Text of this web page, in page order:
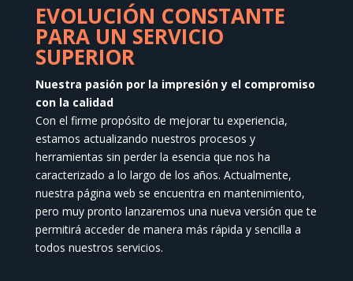
la
página
producto
EVOLUCIÓN CONSTANTE
PARA UN SERVICIO
SUPERIOR
Nuestra pasión por la impresión y el compromiso
con la calidad
Con el firme propósito de mejorar tu experiencia,
estamos actualizando nuestros procesos y
herramientas sin perder la esencia que nos ha
caracterizado a lo largo de los años. Actualmente,
nuestra página web se encuentra en mantenimiento,
pero muy pronto lanzaremos una nueva versión que te
permitirá acceder de manera más rápida y sencilla a
todos nuestros servicios.